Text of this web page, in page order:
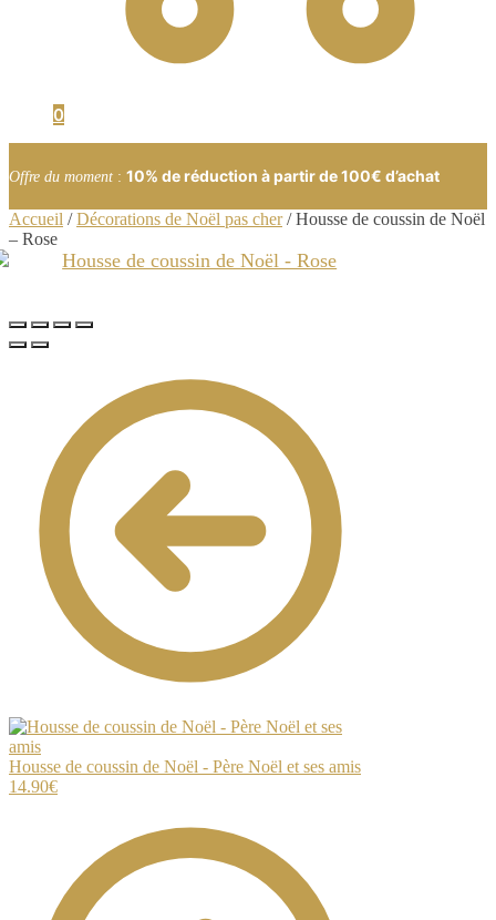
0
Offre du moment : 10% de réduction à partir de 100€ d’achat
Accueil /Décorations de Noël pas cher/Housse de coussin de Noël
– Rose
Housse de coussin de Noël - Père Noël et ses amis
14.90€